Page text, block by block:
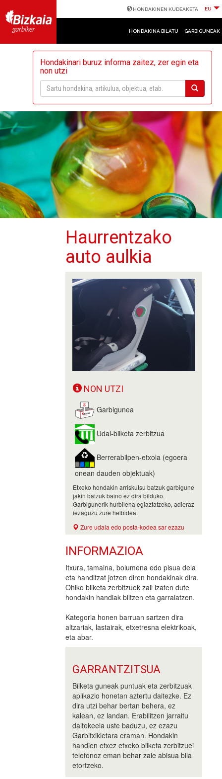
HONDAKINEN KUDEAKETA EU
HONDAKINA BILATU GARBIGUNEAK
Hondakinari buruz informa zaitez, zer egin eta
non utzi
Haurrentzako
auto aulkia
NON UTZI
Garbigunea
Udal-bilketa zerbitzua
Berrerabilpen-etxola (egoera
onean dauden objektuak)
Etxeko hondakin arriskutsu batzuk garbigune
jakin batzuk baino ez dira bilduko.
Garbigunerik hurbilena egiaztatzeko, adieraz
iezaguzu zure helbidea.
Zure udala edo posta-kodea sar ezazu
INFORMAZIOA
Itxura, tamaina, bolumena edo pisua dela
eta handitzat jotzen diren hondakinak dira.
Ohiko bilketa zerbitzuek zail izaten dute
hondakin handiak biltzen eta garraiatzen.
Kategoria honen barruan sartzen dira
altzariak, lastairak, etxetresna elektrikoak,
eta abar.
GARRANTZITSUA
Bilketa guneak puntuak eta zerbitzuak
aplikazio honetan aztertu daitezke. Ez
dira utzi behar bertan behera, ez
kalean, ez landan. Erabilitzen jarraitu
daitekeela uste baduzu, ez ezazu
Garbitxikietara eraman. Hondakin
handien etxez etxeko bilketa zerbitzuei
telefonoz eman behar zaie abisua bila
etortzeko.